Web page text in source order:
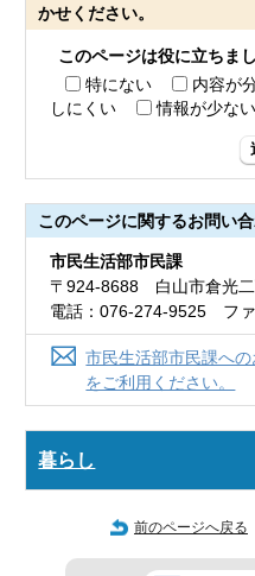
かせください。
このページは役に立ちまし
特にない
内容が
しにくい
情報が少ない
このページに関するお問い
市民生活部市民課
〒924-8688 白山市倉光
電話：076-274-9525 フ
市民生活部市民課へ
をご利用ください。
暮らし
前のページへ戻る